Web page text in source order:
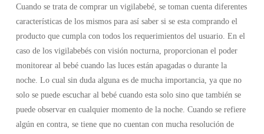
Cuando se trata de comprar un vigilabebé, se toman cuenta diferentes
características de los mismos para así saber si se esta comprando el
producto que cumpla con todos los requerimientos del usuario. En el
caso de los vigilabebés con visión nocturna, proporcionan el poder
monitorear al bebé cuando las luces están apagadas o durante la
noche. Lo cual sin duda alguna es de mucha importancia, ya que no
solo se puede escuchar al bebé cuando esta solo sino que también se
puede observar en cualquier momento de la noche. Cuando se refiere
algún en contra, se tiene que no cuentan con mucha resolución de